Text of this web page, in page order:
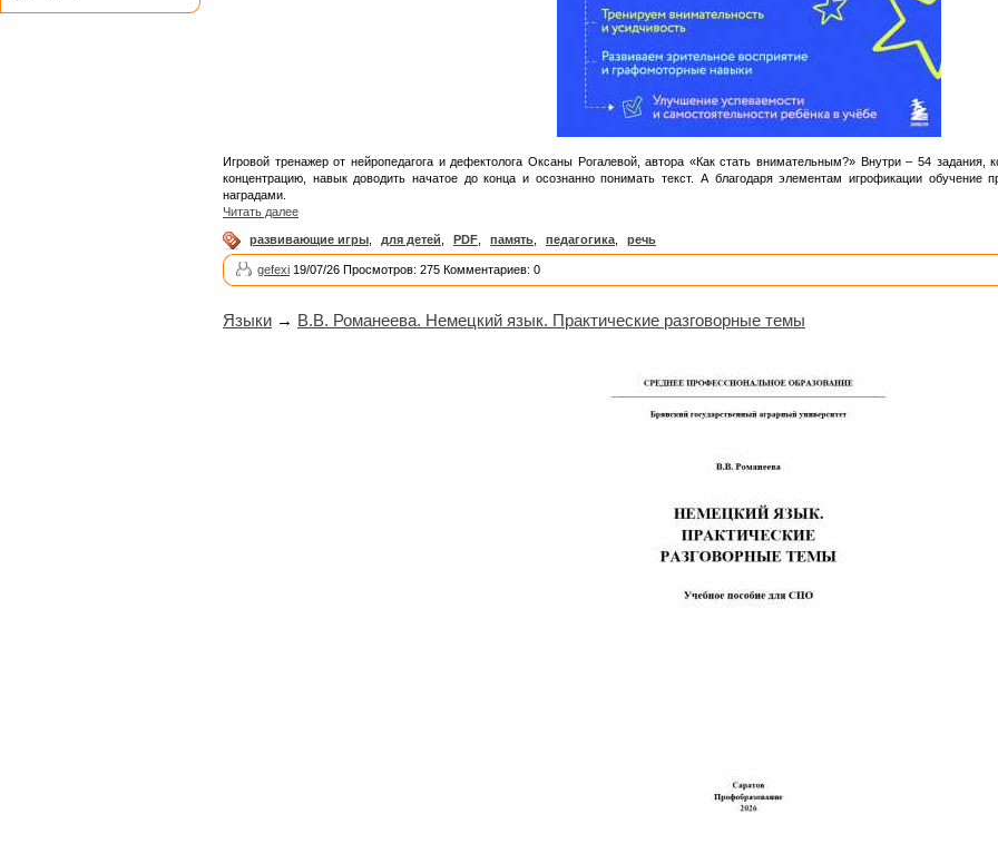
Игровой тренажер от нейропедагога и дефектолога Оксаны Рогалевой, автора «Как стать внимательным?» Внутри – 54 задания,
концентрацию, навык доводить начатое до конца и осознанно понимать текст. А благодаря элементам игрофикации обучение
наградами.
Читать далее
развивающие игры для детей PDF память педагогика речь
gefexi 19/07/26 Просмотров: 275 Комментариев: 0
Языки → В.В. Романеева. Немецкий язык. Практические разговорные темы